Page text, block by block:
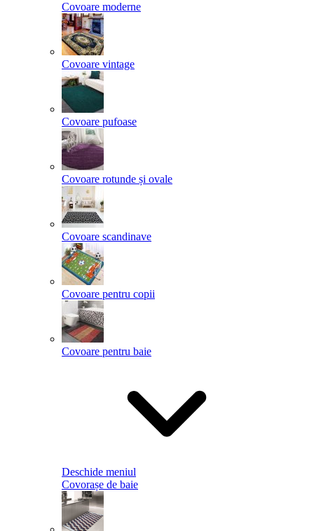
Covoare moderne
Covoare vintage
Covoare pufoase
Covoare rotunde și ovale
Covoare scandinave
Covoare pentru copii
Covoare pentru baie
Deschide meniul
Covorașe de baie